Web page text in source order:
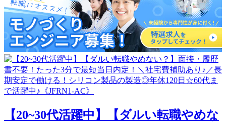
【20~30代活躍中】【ダルい転職やめな